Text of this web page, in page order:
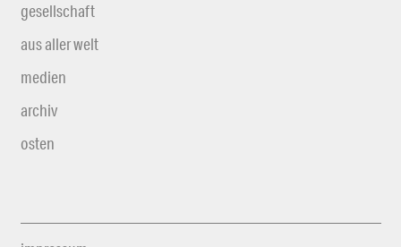
gesellschaft
aus aller welt
medien
archiv
osten